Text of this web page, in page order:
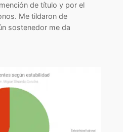
de título y por el
Me tildaron de
sostenedor me da